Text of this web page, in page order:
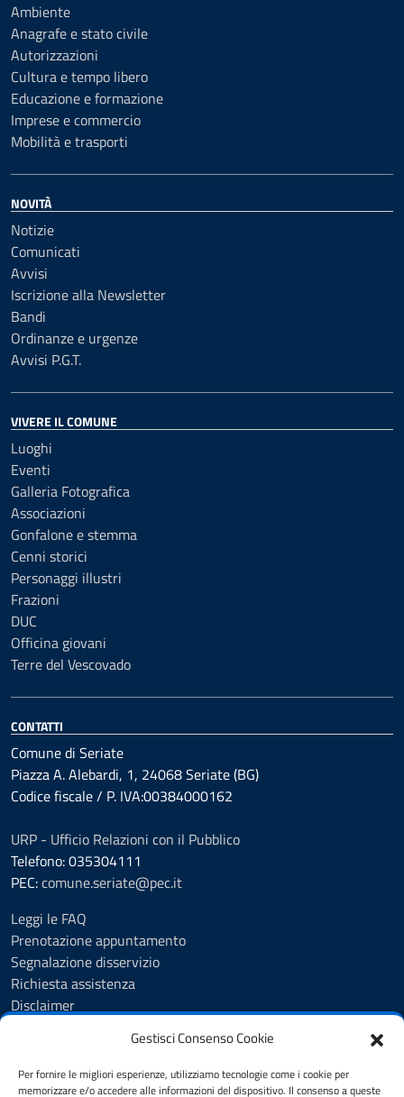
Gestisci Consenso Cookie
Per fornire le migliori esperienze, utilizziamo tecnologie come i cookie per
memorizzare e/o accedere alle informazioni del dispositivo. Il consenso a queste
Ambiente
Anagrafe e stato civile
Autorizzazioni
Cultura e tempo libero
Educazione e formazione
Imprese e commercio
Mobilità e trasporti
NOVITÀ
Notizie
Comunicati
Avvisi
Iscrizione alla Newsletter
Bandi
Ordinanze e urgenze
Avvisi P.G.T.
VIVERE IL COMUNE
Luoghi
Eventi
Galleria Fotografica
Associazioni
Gonfalone e stemma
Cenni storici
Personaggi illustri
Frazioni
DUC
Officina giovani
Terre del Vescovado
CONTATTI
Comune di Seriate
Piazza A. Alebardi, 1, 24068 Seriate (BG)
Codice fiscale / P. IVA:00384000162
URP - Ufficio Relazioni con il Pubblico
Telefono: 035304111
PEC:comune.seriate@pec.it
Leggi le FAQ
Prenotazione appuntamento
Segnalazione disservizio
Richiesta assistenza
Disclaimer
Cookie Policy
Informativa privacy